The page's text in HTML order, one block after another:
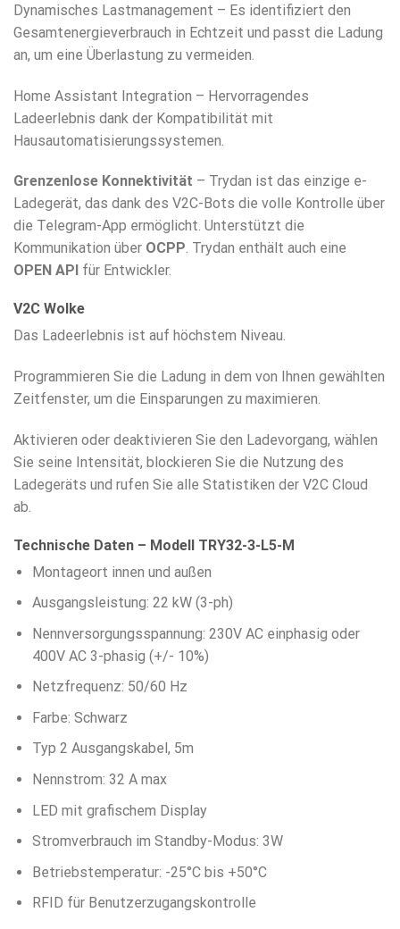
Dynamisches Lastmanagement – Es identifiziert den
Gesamtenergieverbrauch in Echtzeit und passt die Ladung
an, um eine Überlastung zu vermeiden.
Home Assistant Integration – Hervorragendes
Ladeerlebnis dank der Kompatibilität mit
Hausautomatisierungssystemen.
Grenzenlose Konnektivität – Trydan ist das einzige e-
Ladegerät, das dank des V2C-Bots die volle Kontrolle über
die Telegram-App ermöglicht. Unterstützt die
Kommunikation über OCPP. Trydan enthält auch eine
OPEN API für Entwickler.
V2C Wolke
Das Ladeerlebnis ist auf höchstem Niveau.
Programmieren Sie die Ladung in dem von Ihnen gewählten
Zeitfenster, um die Einsparungen zu maximieren.
Aktivieren oder deaktivieren Sie den Ladevorgang, wählen
Sie seine Intensität, blockieren Sie die Nutzung des
Ladegeräts und rufen Sie alle Statistiken der V2C Cloud
ab.
Technische Daten – Modell TRY32-3-L5-M
Montageort innen und außen
Ausgangsleistung: 22 kW (3-ph)
Nennversorgungsspannung: 230V AC einphasig oder
400V AC 3-phasig (+/- 10%)
Netzfrequenz: 50/60 Hz
Farbe: Schwarz
Typ 2 Ausgangskabel, 5m
Nennstrom: 32 A max
LED mit grafischem Display
Stromverbrauch im Standby-Modus: 3W
Betriebstemperatur: -25°C bis +50°C
RFID für Benutzerzugangskontrolle